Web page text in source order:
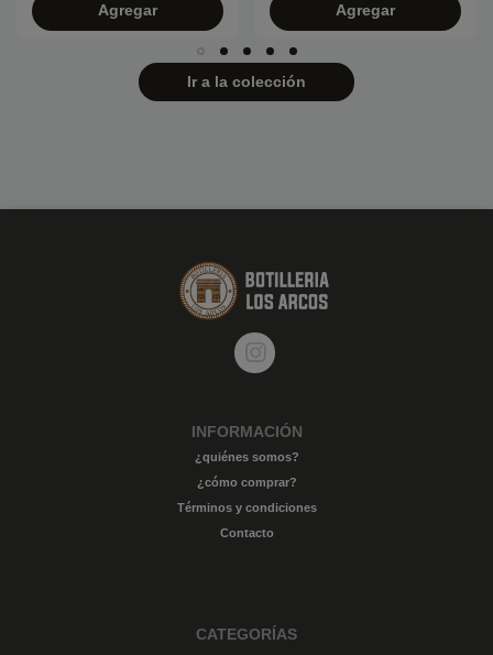
Agregar Agregar
Ir a la colección
INFORMACIÓN
¿quiénes somos?
¿cómo comprar?
Términos y condiciones
Contacto
CATEGORÍAS